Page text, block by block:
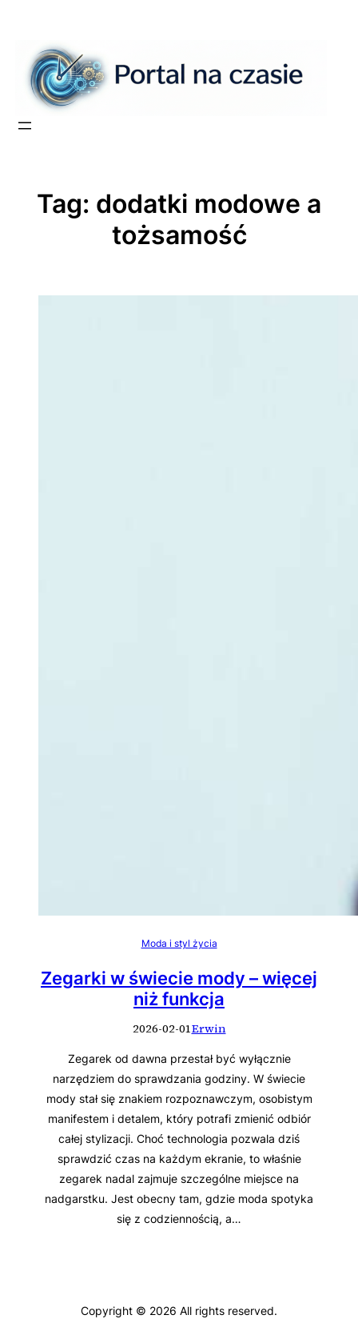
treści
Tag: dodatki modowe a
tożsamość
Moda i styl życia
Zegarki w świecie mody – więcej
niż funkcja
2026-02-01Erwin
Zegarek od dawna przestał być wyłącznie
narzędziem do sprawdzania godziny. W świecie
mody stał się znakiem rozpoznawczym, osobistym
manifestem i detalem, który potrafi zmienić odbiór
całej stylizacji. Choć technologia pozwala dziś
sprawdzić czas na każdym ekranie, to właśnie
zegarek nadal zajmuje szczególne miejsce na
nadgarstku. Jest obecny tam, gdzie moda spotyka
się z codziennością, a…
Copyright © 2026 All rights reserved.